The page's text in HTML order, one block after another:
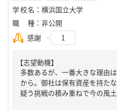
学校名 ： 横浜国立大学
職種 ： 非公開
感謝
1
【志望動機】
多数あるが、一番大きな理由
から。御社は保有資産を持た
疑う挑戦の積み重ねで今の風